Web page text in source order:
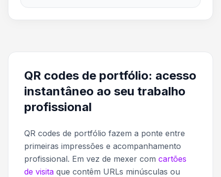
QR codes de portfólio: acesso
instantâneo ao seu trabalho
profissional
QR codes de portfólio fazem a ponte entre
primeiras impressões e acompanhamento
profissional. Em vez de mexer com cartões
de visita que contêm URLs minúsculas ou